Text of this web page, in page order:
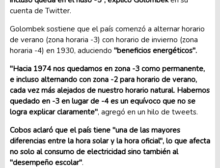
cuenta de Twitter.
Golombek sostiene que el país comenzó a alternar horario
de verano (zona horaria -3) con horario de invierno (zona
horaria -4) en 1930, aduciendo "beneficios energéticos".
"Hacia 1974 nos quedamos en zona -3 como permanente,
e incluso alternando con zona -2 para horario de verano,
cada vez más alejados de nuestro horario natural. Habernos
quedado en -3 en lugar de -4 es un equívoco que no se
logra explicar claramente", agregó en un hilo de tweets.
Cobos aclaró que el país tiene "una de las mayores
diferencias entre la hora solar y la hora oficial", lo que afecta
no solo al consumo de electricidad sino también al
"desempeño escolar".